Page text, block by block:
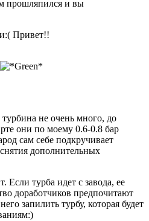
прошляпился и вы
Привет!!
не очень много, до
они по моему 0.6-0.8 бар
сам себе подкручивает
дополнительных
Если турба идет с завода, ее
доработчиков предпочитают
запилить турбу, которая будет